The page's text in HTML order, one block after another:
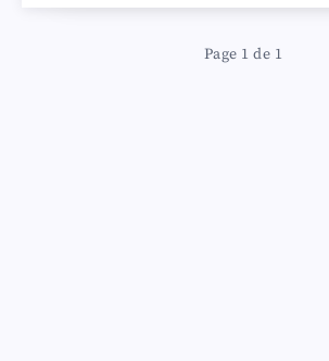
Page 1 de 1